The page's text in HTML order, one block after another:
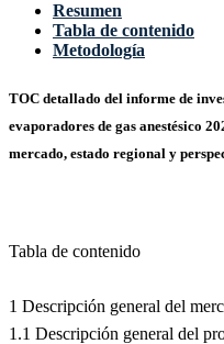
Resumen
Tabla de contenido
Metodología
TOC detallado del informe de
evaporadores de gas anestésico
mercado, estado regional y
Tabla de contenido
1 Descripción general del
1.1 Descripción general del